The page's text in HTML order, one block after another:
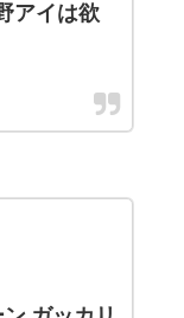
アイは欲